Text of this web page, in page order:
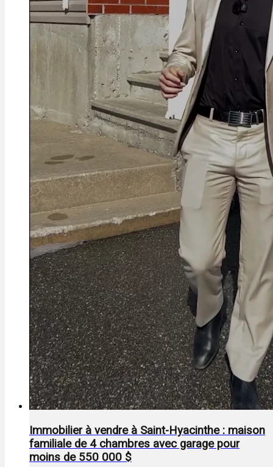
Immobilier à vendre à Saint-Hyacinthe : maison
familiale de 4 chambres avec garage pour
moins de 550 000 $